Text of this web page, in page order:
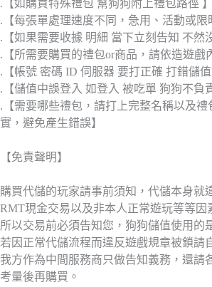
.【如購買特殊禮包 幫狗狗附上禮包路徑 】
.【每張單處理速度不同，急用、活動或限
.【如果需要收據 明細 當下立刻告知 不然
.【所需要購買的禮包or商品，請依造遊戲
.【帳號 密碼 ID 伺服器 要打正確 打錯儲值
.【儲值中誤登入 如登入 被吃單 狗狗不負
.【需要哪些禮包，請打上完整名稱以及
實，避免產生錯誤】
【免責聲明】
購買代儲的玩家請事前須知，代儲本身就
RMT現金交易以及非本人正常遊玩等等因
所以交易前必須告知您，狗狗儲值使用的
若因正常代儲流程而違反遊戲規章被鎖請
我方作為中間服務商只做告知義務，還請
考量後再購買。